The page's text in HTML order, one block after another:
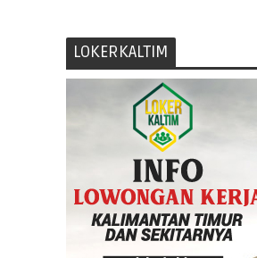
LOKERKALTIM